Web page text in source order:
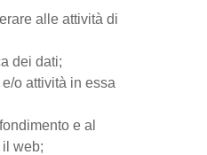
alle attività di
dei dati;
o attività in essa
e al
web;